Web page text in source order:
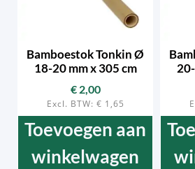
Bamboestok Tonkin Ø
18-20 mm x 305 cm
€2,00
Excl. BTW: € 1,65
Toevoegen aan
winkelwagen